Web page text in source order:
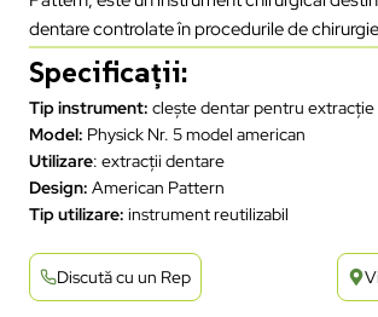
dentare controlate în procedurile de
Specificații:
Tip instrument: clește dentar pentru extracție
Model: Physick Nr. 5 model american
Utilizare: extracții dentare
Design: American Pattern
Tip utilizare: instrument reutilizabil
Discută cu un Rep